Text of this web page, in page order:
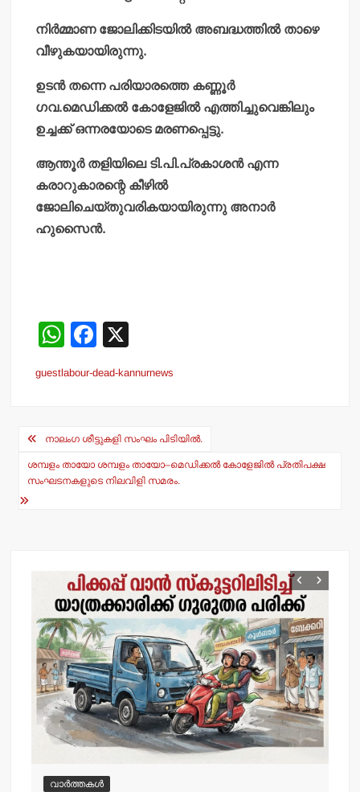
നിര്‍മ്മാണ ജോലിക്കിടയില്‍ അബദ്ധത്തില്‍ താഴെ
വീഴുകയായിരുന്നു.
ഉടന്‍ തന്നെ പരിയാരത്തെ കണ്ണൂര്‍
ഗവ.മെഡിക്കല്‍ കോളേജില്‍ എത്തിച്ചുവെങ്കിലും
ഉച്ചക്ക് ഒന്നരയോടെ മരണപ്പെട്ടു.
ആന്തൂര്‍ തളിയിലെ ടി.പി.പ്രകാശന്‍ എന്ന
കരാറുകാരന്റെ കീഴില്‍
ജോലിചെയ്തുവരികയായിരുന്നു അനാര്‍
ഹുസൈന്‍.
W
at
A
p
p
F
c
b
o
o
guestlabour-dead-kannurnews
Post
navigation
നാലംഗ ശീട്ടുകളി സംഘം പിടിയില്‍.
ശമ്പളം തായോ ശമ്പളം തായോ–മെഡിക്കല്‍ കോളേജില്‍ പ്രതിപക്ഷ
സംഘടനകളുടെ നിലവിളി സമരം.
വാർത്തകൾ